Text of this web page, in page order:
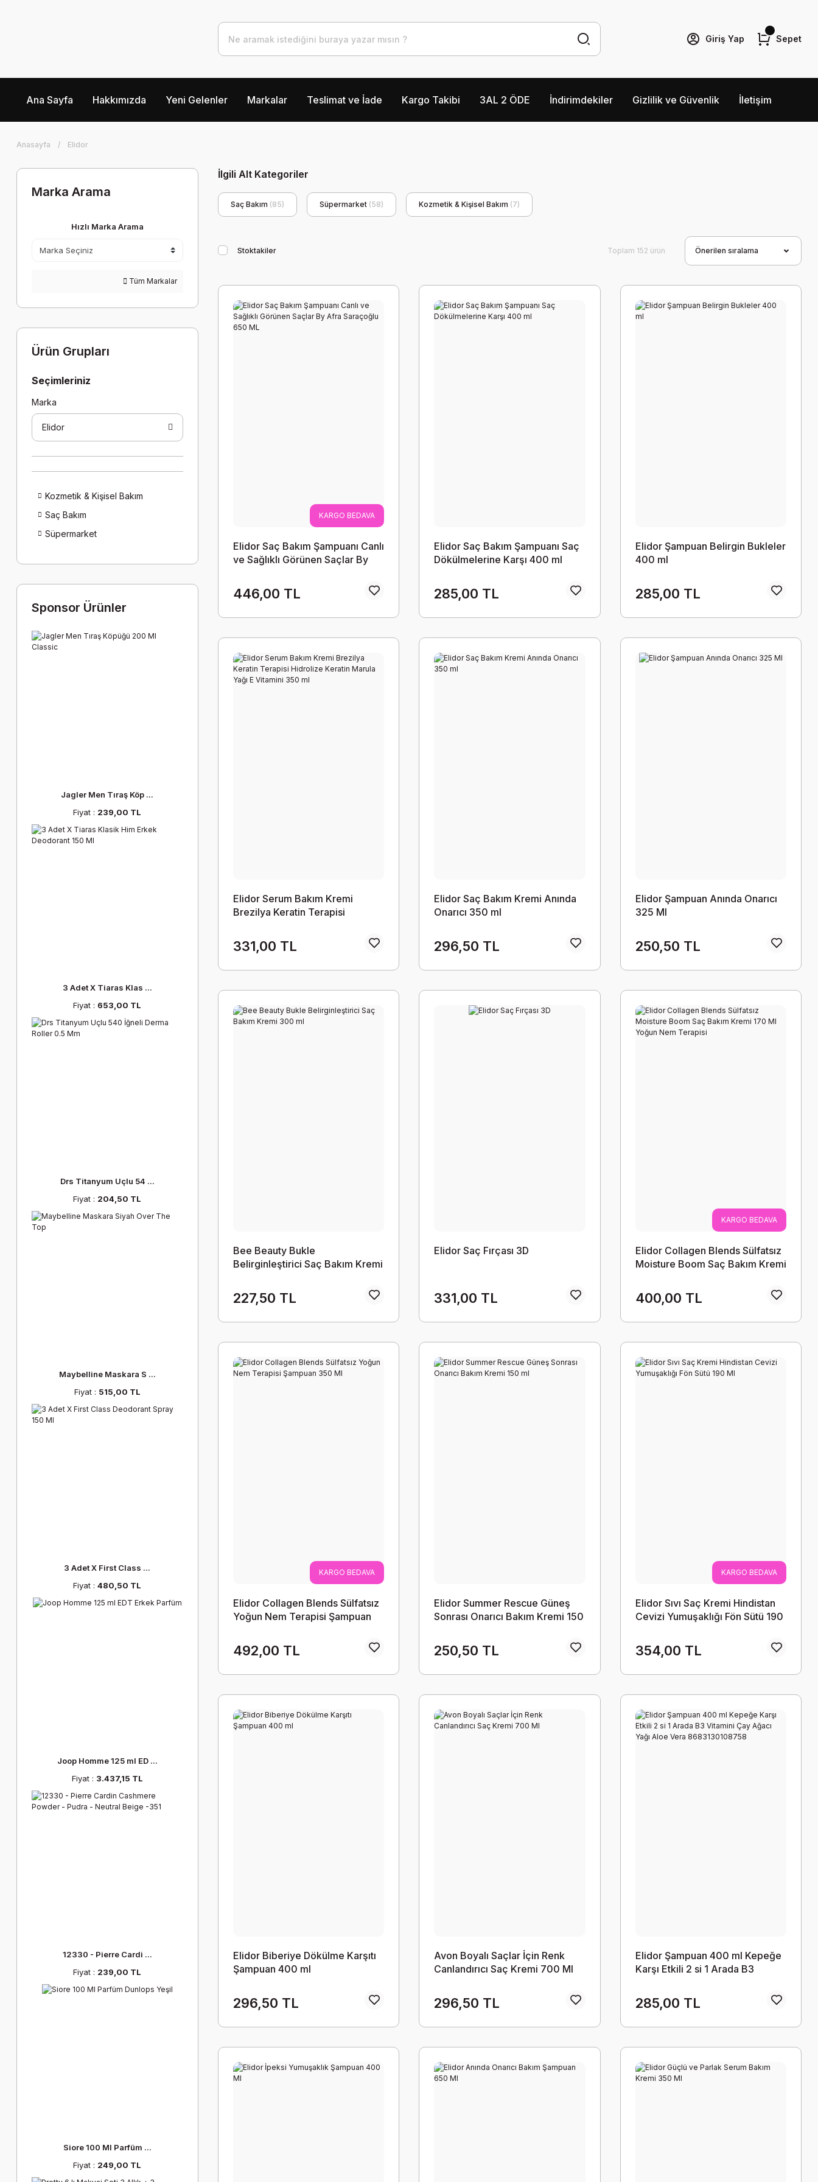
Giriş Yap Sepet
Ana Sayfa Hakkımızda Yeni Gelenler Markalar Teslimat ve İade Kargo Takibi 3AL 2 ÖDE İndirimdekiler Gizlilik ve Güvenlik İletişim
Anasayfa Elidor
Marka Arama
Hızlı Marka Arama
Tüm Markalar
Ürün Grupları
Seçimleriniz
Marka
Elidor
Kozmetik & Kişisel Bakım
Saç Bakım
Süpermarket
Sponsor Ürünler
Jagler Men Tıraş Köp ...
Fiyat : 239,00 TL
3 Adet X Tiaras Klas ...
Fiyat : 653,00 TL
Drs Titanyum Uçlu 54 ...
Fiyat : 204,50 TL
Maybelline Maskara S ...
Fiyat : 515,00 TL
3 Adet X First Class ...
Fiyat :480,50 TL
Joop Homme 125 ml ED ...
Fiyat : 3.437,15 TL
12330 - Pierre Cardi ...
Fiyat : 239,00 TL
Siore 100 Ml Parfüm ...
Fiyat : 249,00 TL
İlgili Alt Kategoriler
Saç Bakım (85) Süpermarket (58) Kozmetik & Kişisel Bakım (7)
Stoktakiler Toplam 152 ürün
KARGO BEDAVA
Elidor Saç Bakım Şampuanı Canlı
ve Sağlıklı Görünen Saçlar By
446,00 TL
Elidor Saç Bakım Şampuanı Saç
Dökülmelerine Karşı 400 ml
285,00 TL
Elidor Şampuan Belirgin Bukleler
400 ml
285,00 TL
Elidor Serum Bakım Kremi
Brezilya Keratin Terapisi
Vitamini 350 ml
331,00 TL
Elidor Saç Bakım Kremi Anında
Onarıcı 350 ml
296,50 TL
Elidor Şampuan Anında Onarıcı
325 Ml
250,50 TL
Bee Beauty Bukle
Belirginleştirici Saç Bakım Kremi
227,50 TL
Elidor Saç Fırçası 3D
331,00 TL
KARGO BEDAVA
Elidor Collagen Blends Sülfatsız
Moisture Boom Saç Bakım Kremi
400,00 TL
KARGO BEDAVA
Elidor Collagen Blends Sülfatsız
Yoğun Nem Terapisi Şampuan
492,00 TL
Elidor Summer Rescue Güneş
Sonrası Onarıcı Bakım Kremi 150
250,50 TL
KARGO BEDAVA
Elidor Sıvı Saç Kremi Hindistan
Cevizi Yumuşaklığı Fön Sütü 190
354,00 TL
Elidor Biberiye Dökülme Karşıtı
Şampuan 400 ml
296,50 TL
Avon Boyalı Saçlar İçin Renk
Canlandırıcı Saç Kremi 700 Ml
296,50 TL
Elidor Şampuan 400 ml Kepeğe
Karşı Etkili 2 si 1 Arada B3
Vera 8683130108758
285,00 TL